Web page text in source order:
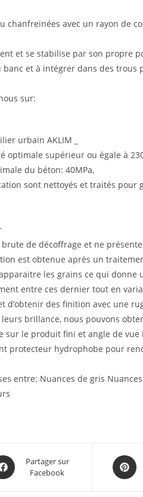
chanfreinées avec un rayon de
et se stabilise par son propre
banc et à intégrer dans des
sur:
urbain AKLIM _
supérieur ou égale à
du béton: 40MPa,
sont nettoyés et traités pour
brute de décoffrage et ne
est obtenue après un
les grains ce qui donne
entre ces dernier tout en
d’obtenir des finition avec une
brillance, nous pouvons
sur le produit fini et angle de vue
protecteur hydrophobe pour
entre: Nuances de gris
Partager sur
Facebook